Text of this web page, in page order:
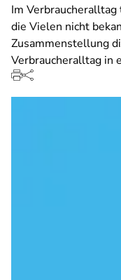
Im
die Vielen nicht
Zusammenstellung
Verbraucheralltag in